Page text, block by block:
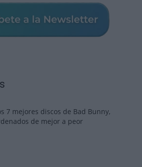
7 mejores discos de Bad Bunny,
de mejor a peor